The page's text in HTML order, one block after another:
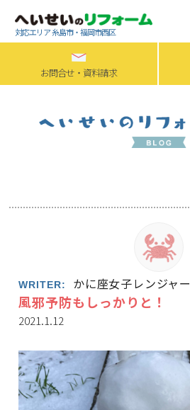
対応エリア 糸島市・福岡市西区
お問合せ・資料請求
WRITER: かに座女子レンジャー
風邪予防もしっかりと！
2021.1.12